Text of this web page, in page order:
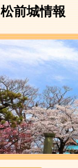
松前城情報